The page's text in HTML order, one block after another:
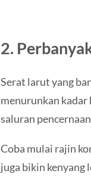
2.
Serat larut yang
menurunkan kadar
saluran
Coba mulai rajin
juga bikin kenyang